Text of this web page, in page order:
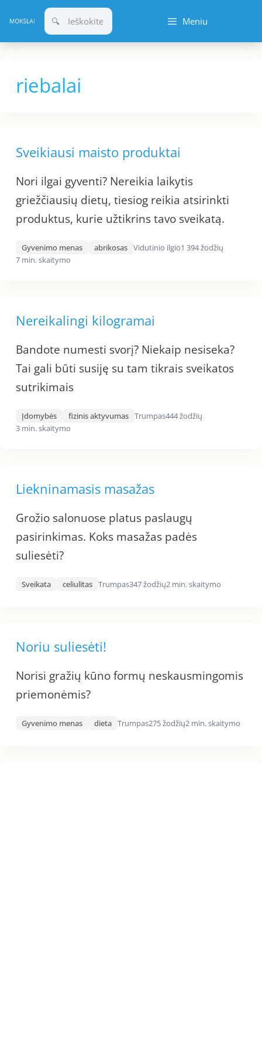
prie
turinio
Meniu
riebalai
Sveikiausi maisto produktai
Nori ilgai gyventi? Nereikia laikytis
griežčiausių dietų, tiesiog reikia atsirinkti
produktus, kurie užtikrins tavo sveikatą.
Gyvenimo menas abrikosas Vidutinio ilgio1 394 žodžių
7 min. skaitymo
Nereikalingi kilogramai
Bandote numesti svorį? Niekaip nesiseka?
Tai gali būti susiję su tam tikrais sveikatos
sutrikimais
Įdomybės fizinis aktyvumas Trumpas444 žodžių
3 min. skaitymo
Liekninamasis masažas
Grožio salonuose platus paslaugų
pasirinkimas. Koks masažas padės
suliesėti?
Sveikata celiulitas Trumpas347 žodžių2 min. skaitymo
Noriu suliesėti!
Norisi gražių kūno formų neskausmingomis
priemonėmis?
Gyvenimo menas dieta Trumpas275 žodžių2 min. skaitymo